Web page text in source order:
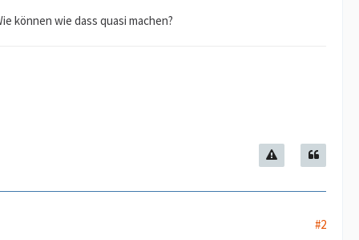
können wie dass quasi machen?
#2